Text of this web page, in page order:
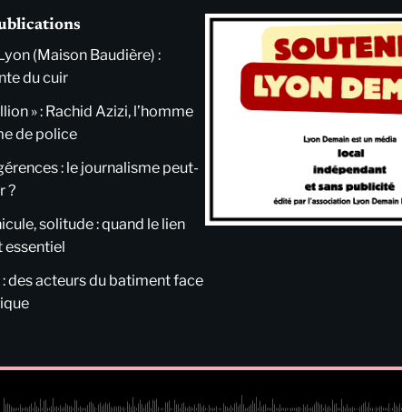
(Maison Baudière) :
du cuir
» : Rachid Azizi, l’homme
de police
: le journalisme peut-
?
solitude : quand le lien
essentiel
: des acteurs du batiment face